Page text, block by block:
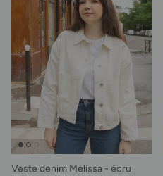
Veste denim Melissa - écru